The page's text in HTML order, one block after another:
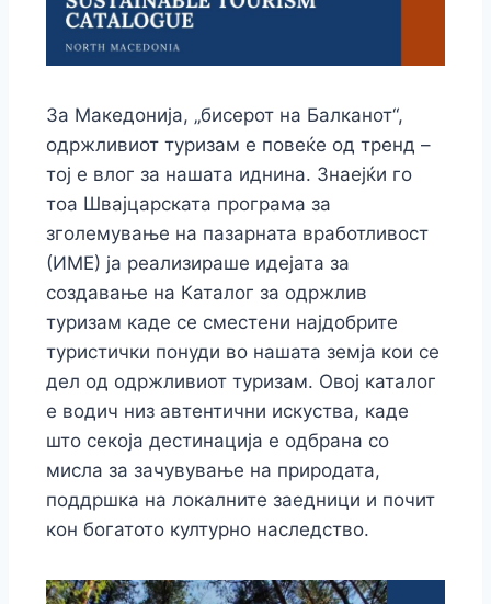
За Македонија, „бисерот на Балканот“,
одржливиот туризам е повеќе од тренд –
тој е влог за нашата иднина. Знаејќи го
тоа Швајцарската програма за
зголемување на пазарната вработливост
(ИМЕ) ја реализираше идејата за
создавање на Каталог за одржлив
туризам каде се сместени најдобрите
туристички понуди во нашата земја кои се
дел од одржливиот туризам. Овој каталог
е водич низ автентични искуства, каде
што секоја дестинација е одбрана со
мисла за зачувување на природата,
поддршка на локалните заедници и почит
кон богатото културно наследство.